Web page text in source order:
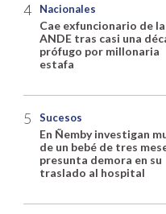
Nacionales
Cae exfuncionario de la
ANDE tras casi una
prófugo por millonaria
estafa
Sucesos
En Ñemby investigan
de un bebé de tres
presunta demora en su
traslado al hospital